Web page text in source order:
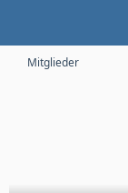
Mitglieder